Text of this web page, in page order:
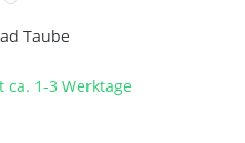
Taube
1-3 Werktage